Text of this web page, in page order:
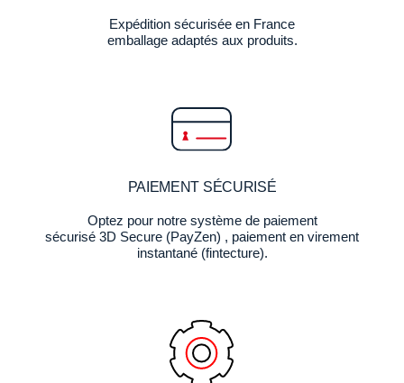
Expédition sécurisée en France
emballage adaptés aux produits.
PAIEMENT SÉCURISÉ
Optez pour notre système de paiement
sécurisé 3D Secure (PayZen) , paiement en virement
instantané (fintecture).